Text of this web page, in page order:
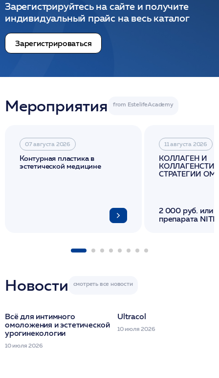
Зарегистрируйтесь на сайте и получите
индивидуальный прайс на весь каталог
Зарегистрироваться
Мероприятия
07 августа 2026
Контурная пластика в
эстетической медицине
11 августа 2026
КОЛЛАГЕН И
СТРАТЕГИИ
2 000 руб. или
препарата
Новости
Всё для интимного
омоложения и эстетической
урогинекологии
10 июля 2026
Ultracol
10 июля 2026